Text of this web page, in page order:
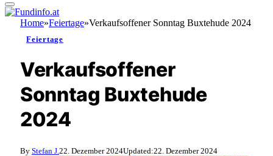
Home»Feiertage»Verkaufsoffener Sonntag Buxtehude 2024
Feiertage
Verkaufsoffener
Sonntag Buxtehude
2024
By Stefan J. 22. Dezember 2024Updated:22. Dezember 2024